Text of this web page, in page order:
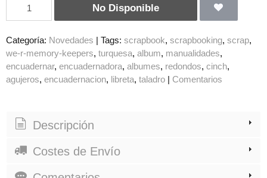
No Disponible
Categoría: Novedades | Tags: scrapbook scrapbooking scrap
we-r-memory-keepers turquesa album manualidades
encuadernar encuadernadora albumes redondos cinch
agujeros encuadernacion libreta taladro | Comentarios
Descripción
Costes de Envío